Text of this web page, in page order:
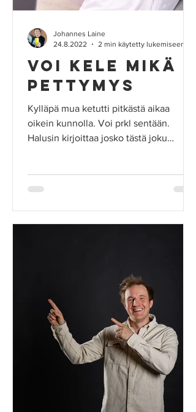
Voi kele mikä
pettymys
Kylläpä mua ketutti pitkästä aikaa
oikein kunnolla. Voi prkl sentään.
Halusin kirjoittaa josko tästä joku
Johannes Laine
24.8.2022
2 min käytetty lukemiseen